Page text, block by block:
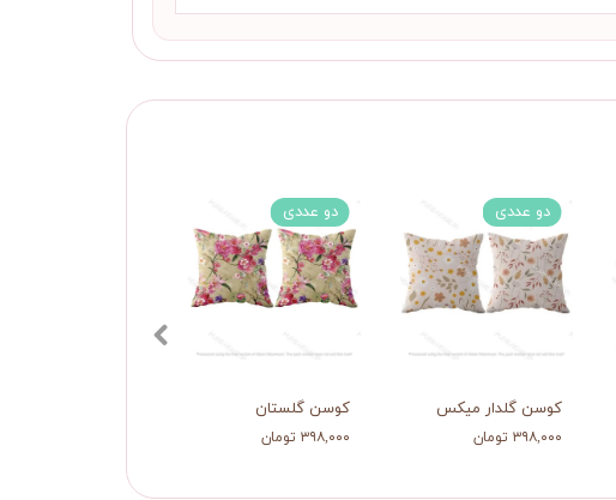
کوسن گلستان
۳۹۸,۰۰۰ تومان
دو عددی
کوسن گلدار میکس
۳۹۸,۰۰۰ تومان
دو عددی